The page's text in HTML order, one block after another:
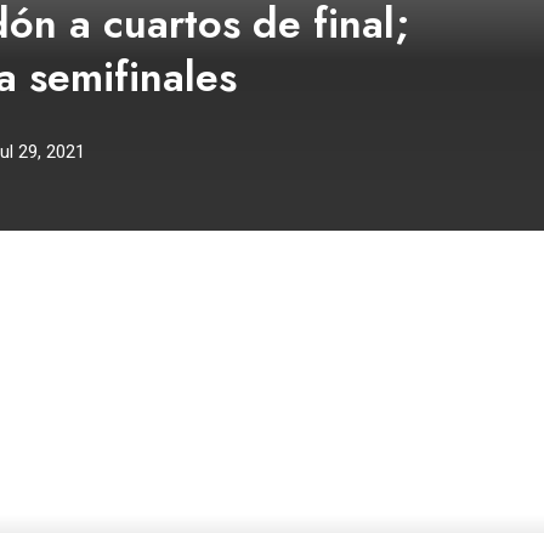
a cuartos de final;
semifinales
29, 2021